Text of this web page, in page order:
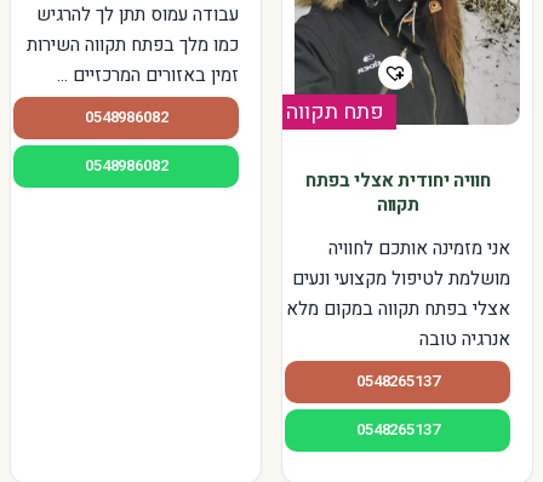
פתח תקווה
חוויה יחודית אצלי בפתח
תקווה
אני מזמינה אותכם לחוויה
מושלמת לטיפול מקצועי ונעים
אצלי בפתח תקווה במקום מלא
אנרגיה טובה
0548265137
0548265137
עבודה עמוס תתן לך להרגיש
כמו מלך בפתח תקווה השירות
זמין באזורים המרכזיים ...
0548986082
0548986082